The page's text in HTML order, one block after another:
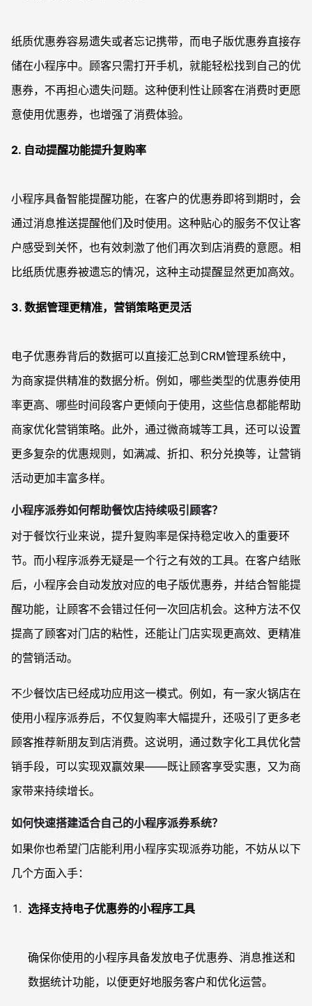
纸质优惠券容易遗失或者忘记携带，而电子版优惠券直接存
储在小程序中。顾客只需打开手机，就能轻松找到自己的优
惠券，不再担心遗失问题。这种便利性让顾客在消费时更愿
意使用优惠券，也增强了消费体验。
2. 自动提醒功能提升复购率
小程序具备智能提醒功能，在客户的优惠券即将到期时，会
通过消息推送提醒他们及时使用。这种贴心的服务不仅让客
户感受到关怀，也有效刺激了他们再次到店消费的意愿。相
比纸质优惠券被遗忘的情况，这种主动提醒显然更加高效。
3. 数据管理更精准，营销策略更灵活
电子优惠券背后的数据可以直接汇总到CRM管理系统中，
为商家提供精准的数据分析。例如，哪些类型的优惠券使用
率更高、哪些时间段客户更倾向于使用，这些信息都能帮助
商家优化营销策略。此外，通过微商城等工具，还可以设置
更多复杂的优惠规则，如满减、折扣、积分兑换等，让营销
活动更加丰富多样。
小程序派券如何帮助餐饮店持续吸引顾客？
对于餐饮行业来说，提升复购率是保持稳定收入的重要环
节。而小程序派券无疑是一个行之有效的工具。在客户结账
后，小程序会自动发放对应的电子版优惠券，并结合智能提
醒功能，让顾客不会错过任何一次回店机会。这种方法不仅
提高了顾客对门店的粘性，还能让门店实现更高效、更精准
的营销活动。
不少餐饮店已经成功应用这一模式。例如，有一家火锅店在
使用小程序派券后，不仅复购率大幅提升，还吸引了更多老
顾客推荐新朋友到店消费。这说明，通过数字化工具优化营
销手段，可以实现双赢效果——既让顾客享受实惠，又为商
家带来持续增长。
如何快速搭建适合自己的小程序派券系统？
如果你也希望门店能利用小程序实现派券功能，不妨从以下
几个方面入手：
选择支持电子优惠券的小程序工具
确保你使用的小程序具备发放电子优惠券、消息推送和
数据统计功能，以便更好地服务客户和优化运营。